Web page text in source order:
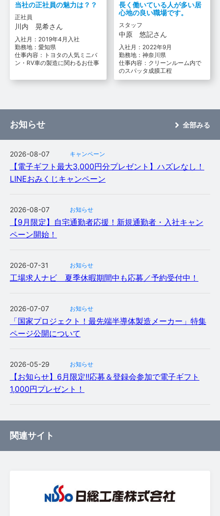
当社の正社員の魅力は？？
正社員
川内 晃希さん
入社月：2019年4月入社
勤務地：愛知県
仕事内容：トヨタの人気ミニバ
ン・RV車の製造に関わるお仕事
長く働いている人が多い居
心地の良い職場です。
スタッフ
中原 悠記さん
入社月：2022年9月
勤務地：神奈川県
仕事内容：クリーンルーム内で
のスパッタ成膜工程
お知らせ
2026-08-07 キャンペーン
【電子ギフト最大3,000円分プレゼント】ハズレなし！
LINEおみくじキャンペーン
2026-08-07 お知らせ
【9月限定】自宅通勤者応援！新規通勤者・入社キャン
ペーン開始！
2026-07-31 お知らせ
工場求人ナビ 夏季休暇期間中も応募／予約受付中！
2026-07-07 お知らせ
「国家プロジェクト！最先端半導体製造メーカー」特集
ページ公開について
2026-05-29 お知らせ
【お知らせ】6月限定!!応募＆登録会参加で電子ギフト
1,000円プレゼント！
全部みる
関連サイト